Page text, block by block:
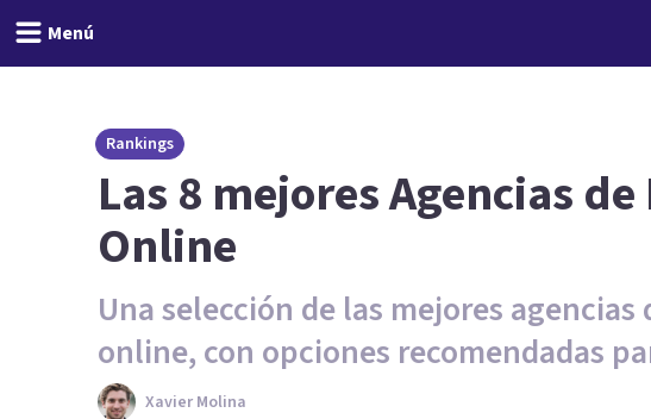
Menú
Rankings
Las 8 mejores Agencias
Online
Una selección de las mejores
online, con opciones recomendadas
Xavier Molina